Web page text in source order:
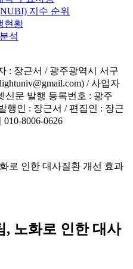
지수 순위
현황
석
: 장근서 / 광주광역시 서구
/ 사업자
신문 발행 등록번호 : 광주
행인 : 장근서 / 편집인 : 장근
8006-0626
로 인한 대사질환 개선 효과
, 노화로 인한 대사